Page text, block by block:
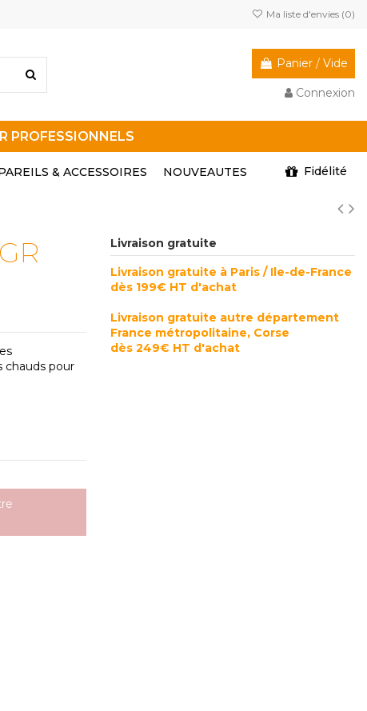
Ma liste d'envies (0)
Panier / Vide
Connexion
PROFESSIONNELS
& ACCESSOIRES Fidélité
NOUVEAUTES
chauds pour
Livraison gratuite
Livraison gratuite à Paris / Ile-de-France
dès 199€ HT d'achat
Livraison gratuite autre département
France métropolitaine, Corse
dès 249€ HT d'achat